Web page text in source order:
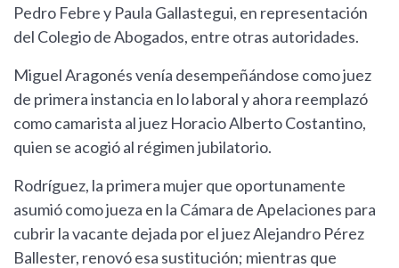
Pedro Febre y Paula Gallastegui, en representación
del Colegio de Abogados, entre otras autoridades.
Miguel Aragonés venía desempeñándose como juez
de primera instancia en lo laboral y ahora reemplazó
como camarista al juez Horacio Alberto Costantino,
quien se acogió al régimen jubilatorio.
Rodríguez, la primera mujer que oportunamente
asumió como jueza en la Cámara de Apelaciones para
cubrir la vacante dejada por el juez Alejandro Pérez
Ballester, renovó esa sustitución; mientras que